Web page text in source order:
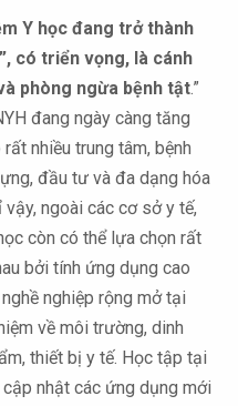
Y học đang trở thành
có triển vọng, là cánh
phòng ngừa bệnh tật.”
đang ngày càng tăng
nhiều trung tâm, bệnh
đầu tư và đa dạng hóa
ngoài các cơ sở y tế,
còn có thể lựa chọn rất
bởi tính ứng dụng cao
nghiệp rộng mở tại
về môi trường, dinh
thiết bị y tế. Học tập tại
nhật các ứng dụng mới